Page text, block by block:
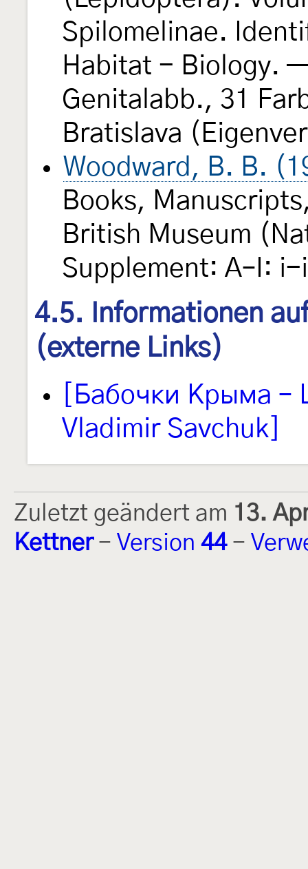
Spilomelinae.
Habitat - Biology.
Genitalabb., 31
Bratislava
Woodward, B. B.
Books,
British Museum
Supplement: A–I:
4.5. Informationen
(externe Links)
[Бабочки Крыма –
Vladimir Savchuk]
Zuletzt geändert am 13.
Kettner- Version 44-